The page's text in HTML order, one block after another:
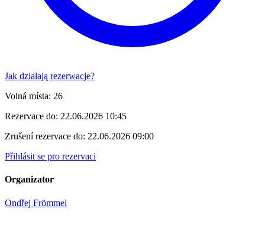
Jak działają rezerwacje?
Volná místa: 26
Rezervace do: 22.06.2026 10:45
Zrušení rezervace do: 22.06.2026 09:00
Přihlásit se pro rezervaci
Organizator
Ondřej Frömmel